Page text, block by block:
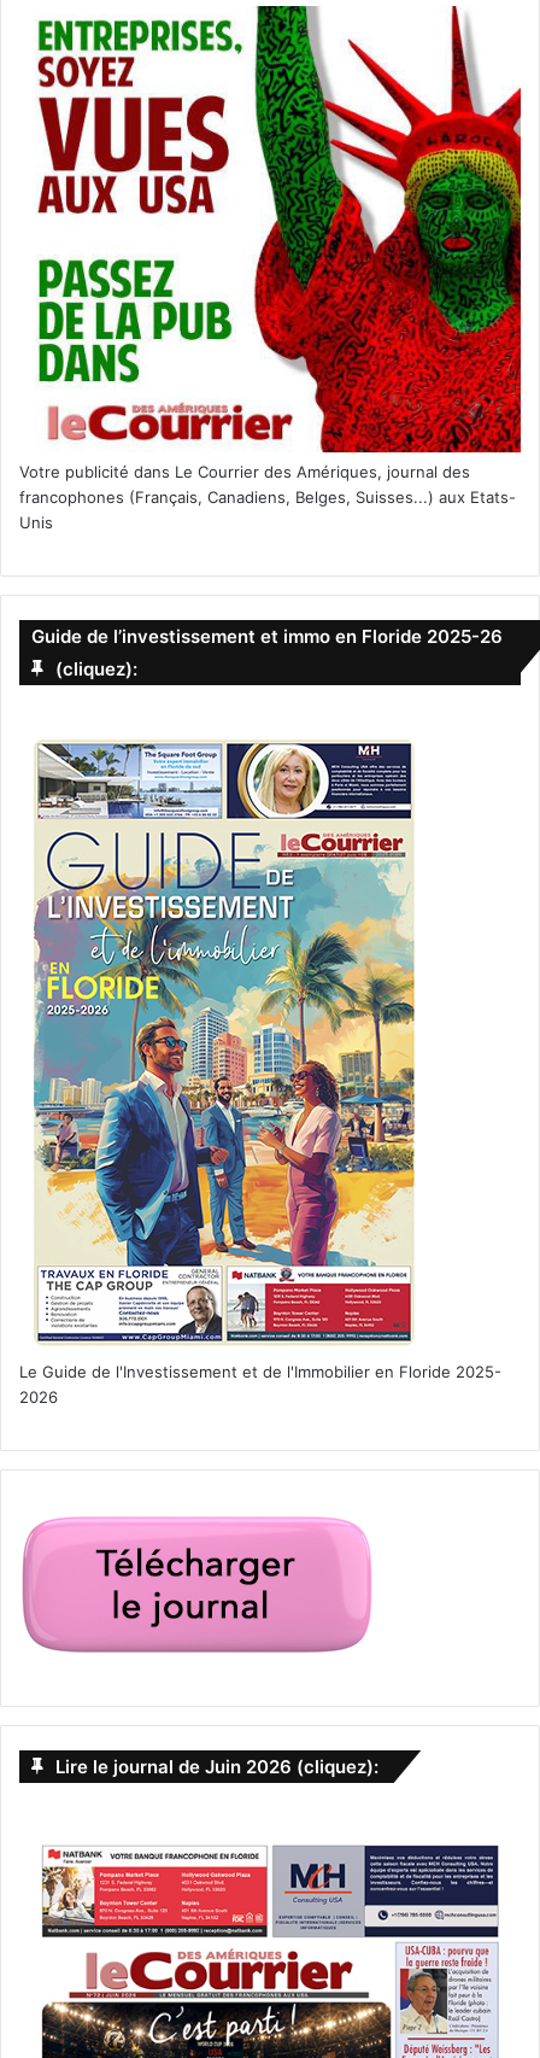
Votre publicité dans Le Courrier des Amériques, journal des
francophones (Français, Canadiens, Belges, Suisses...) aux Etats-
Unis
Guide de l’investissement et immo en Floride 2025-26
(cliquez):
Le Guide de l'Investissement et de l'Immobilier en Floride 2025-
2026
Lire le journal de Juin 2026 (cliquez):